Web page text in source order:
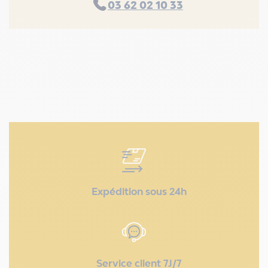
03 62 02 10 33
Expédition sous 24h
Service client 7J/7